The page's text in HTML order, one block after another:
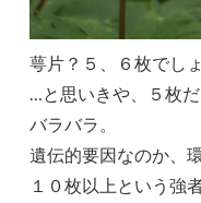
萼片？５、６枚でし
…と思いきや、５枚
バラバラ。
遺伝的要因なのか、
１０枚以上という強